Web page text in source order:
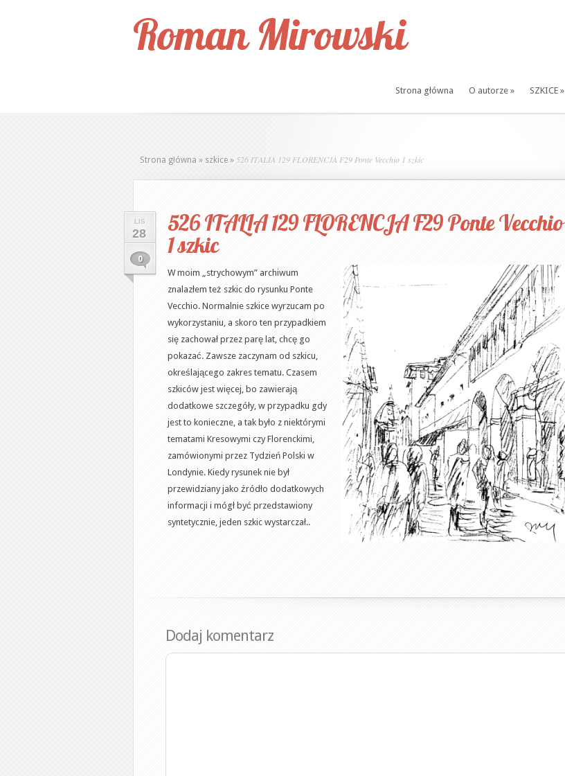
Roman Mirowski
Strona główna O autorze » SZKICE »
Strona główna » szkice » 526 ITALIA 129 FLORENCJA F29 Ponte Vecchio 1 szkic
LIS
28
0
526 ITALIA 129 FLORENCJA F29 Ponte Vecchio
1 szkic
W moim „strychowym” archiwum
znalazłem też szkic do rysunku Ponte
Vecchio. Normalnie szkice wyrzucam po
wykorzystaniu, a skoro ten przypadkiem
się zachował przez parę lat, chcę go
pokazać. Zawsze zaczynam od szkicu,
określającego zakres tematu. Czasem
szkiców jest więcej, bo zawierają
dodatkowe szczegóły, w przypadku gdy
jest to konieczne, a tak było z niektórymi
tematami Kresowymi czy Florenckimi,
zamówionymi przez Tydzień Polski w
Londynie. Kiedy rysunek nie był
przewidziany jako źródło dodatkowych
informacji i mógł być przedstawiony
syntetycznie, jeden szkic wystarczał..
Dodaj komentarz